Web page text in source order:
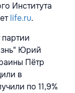
Института
life.ru.
партии
Юрий
Пётр
в
по 11,9%